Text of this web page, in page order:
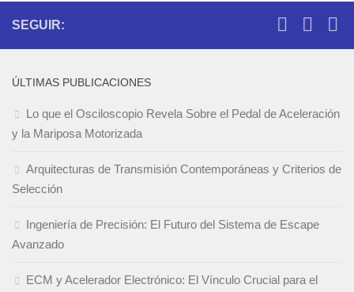
SEGUIR:
ÚLTIMAS PUBLICACIONES
Lo que el Osciloscopio Revela Sobre el Pedal de Aceleración
y la Mariposa Motorizada
Arquitecturas de Transmisión Contemporáneas y Criterios de
Selección
Ingeniería de Precisión: El Futuro del Sistema de Escape
Avanzado
ECM y Acelerador Electrónico: El Vínculo Crucial para el